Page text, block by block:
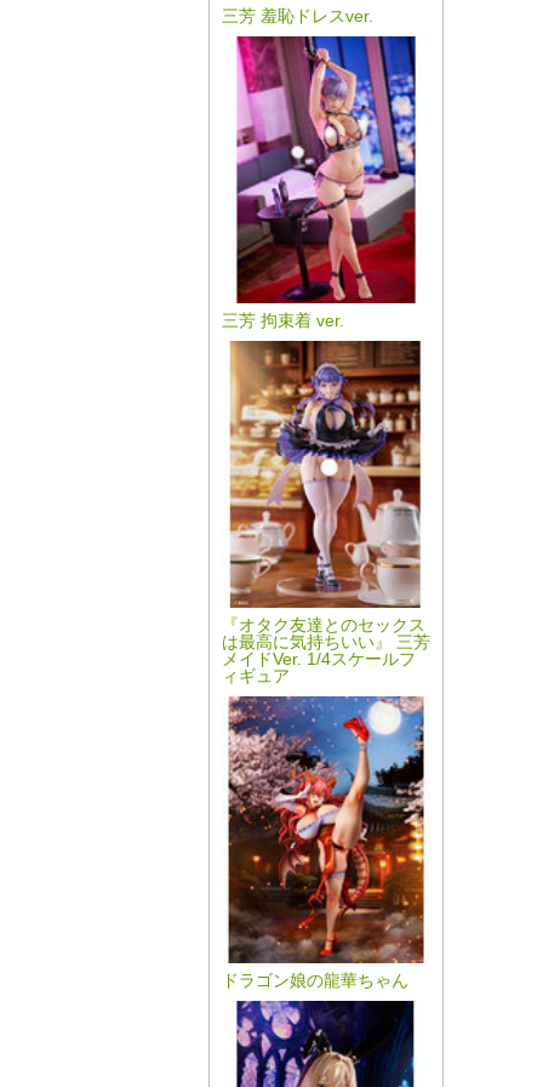
三芳 羞恥ドレスver.
三芳 拘束着 ver.
『オタク友達とのセックス
は最高に気持ちいい』 三芳
メイドVer. 1/4スケールフ
ィギュア
ドラゴン娘の龍華ちゃん